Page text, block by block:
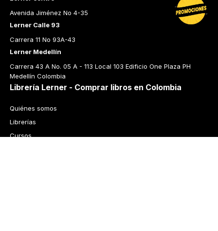
Avenida Jiménez No 4-35
Lerner Calle 93
Carrera 11 No 93A-43
Lerner Medellín
Carrera 43 A No. 05 A - 113 Local 103 Edificio One Plaza PH
Medellín Colombia
Librería Lerner - Comprar libros en Colombia
Quiénes somos
Librerías
Cursos